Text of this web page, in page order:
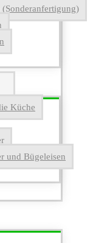
Küche
und Bügeleisen